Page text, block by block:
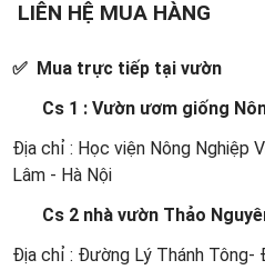
LIÊN HỆ MUA HÀNG
✅ Mua trực tiếp tại vườn
Cs 1 : Vườn ươm giống
Địa chỉ : Học viện Nông Nghiệp
Lâm - Hà Nội
Cs 2 nhà vườn Thảo
Địa chỉ : Đường Lý Thánh Tông-